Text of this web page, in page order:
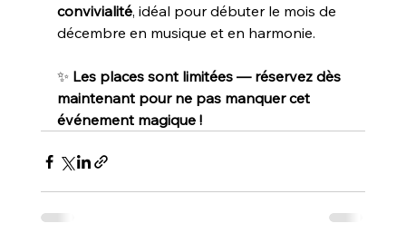
convivialité, idéal pour débuter le mois de
décembre en musique et en harmonie.
✨ Les places sont limitées — réservez dès
maintenant pour ne pas manquer cet
événement magique !